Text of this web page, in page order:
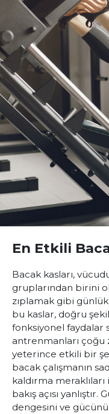
En Etkili
Bacak kasları,
gruplarından birini
zıplamak gibi
bu kaslar, doğru
fonksiyonel faydalar
antrenmanları çoğu
yeterince etkili bir
bacak çalışmanın
kaldırma
bakış açısı
dengesini ve gücünü